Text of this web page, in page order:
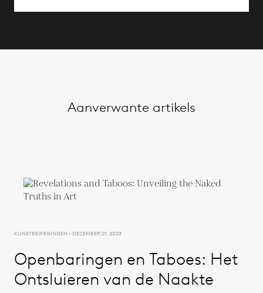
Aanverwante artikels
KUNSTBEWEGINGEN - DECEMBER 21, 2023
Openbaringen en Taboes: Het
Ontsluieren van de Naakte